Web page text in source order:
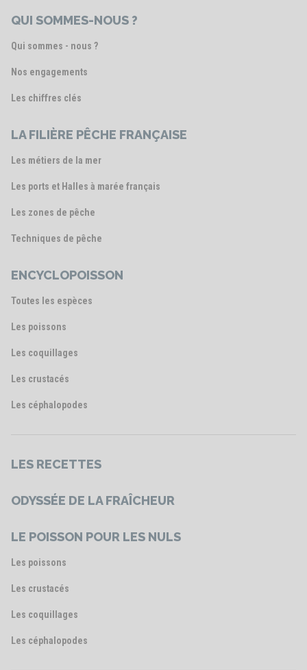
QUI SOMMES-NOUS ?
Qui sommes - nous ?
Nos engagements
Les chiffres clés
LA FILIÈRE PÊCHE FRANÇAISE
Les métiers de la mer
Les ports et Halles à marée français
Les zones de pêche
Techniques de pêche
ENCYCLOPOISSON
Toutes les espèces
Les poissons
Les coquillages
Les crustacés
Les céphalopodes
LES RECETTES
ODYSSÉE DE LA FRAÎCHEUR
LE POISSON POUR LES NULS
Les poissons
Les crustacés
Les coquillages
Les céphalopodes